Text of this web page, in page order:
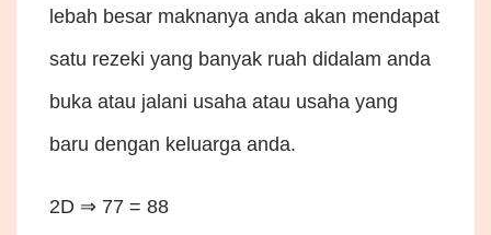
lebah besar maknanya anda akan mendapat
satu rezeki yang banyak ruah didalam anda
buka atau jalani usaha atau usaha yang
baru dengan keluarga anda.
2D ⇒ 77 = 88